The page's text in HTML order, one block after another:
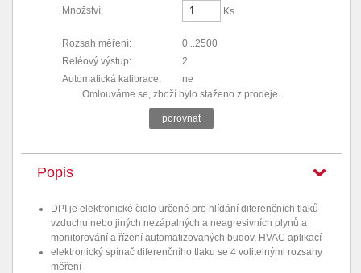
Množství: Ks
Rozsah měření:
0...2500
Reléový výstup:
2
Automatická kalibrace:
ne
Omlouváme se, zboží bylo staženo z prodeje.
porovnat
Popis
DPI je elektronické čidlo určené pro hlídání diferenčních tlaků
vzduchu nebo jiných nezápalných a neagresivních plynů a
monitorování a řízení automatizovaných budov, HVAC aplikací
elektronický spínač diferenčního tlaku se 4 volitelnými rozsahy
měření